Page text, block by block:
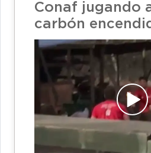
Conaf jugando
carbón